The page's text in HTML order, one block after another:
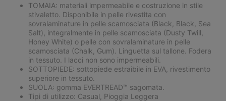
TOMAIA: materiali impermeabile e costruzione in stile
stivaletto. Disponibile in pelle rivestita con
sovralaminature in pelle scamosciata (Black, Black, Sea
Salt), integralmente in pelle scamosciata (Dusty Twill,
Honey White) o pelle con sovralaminature in pelle
scamosciata (Chalk, Gum). Linguetta sul tallone. Fodera
in tessuto. I lacci non sono impermeabili.
SOTTOPIEDE: sottopiede estraibile in EVA, rivestimento
superiore in tessuto.
SUOLA: gomma EVERTREAD™ sagomata.
Tipi di utilizzo: Casual, Pioggia Leggera